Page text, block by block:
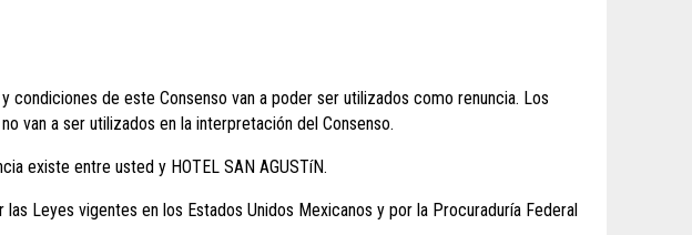
de este Consenso van a poder ser utilizados como renuncia. Los
van a ser utilizados en la interpretación del Consenso.
existe entre usted y HOTEL SAN AGUSTíN.
Leyes vigentes en los Estados Unidos Mexicanos y por la Procuraduría Federal